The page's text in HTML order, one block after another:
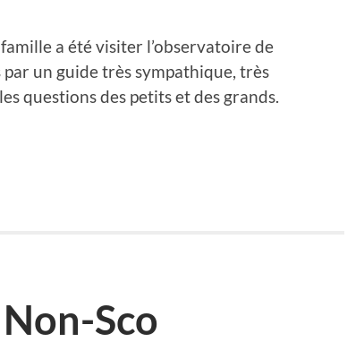
a été visiter l’observatoire de
un guide très sympathique, très
questions des petits et des grands.
Sco